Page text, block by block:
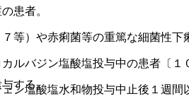
患者。
）や赤痢菌等の重篤な細菌性下
バジン塩酸塩投与中の患者〔１
塩酸塩水和物投与中止後１週間
する。